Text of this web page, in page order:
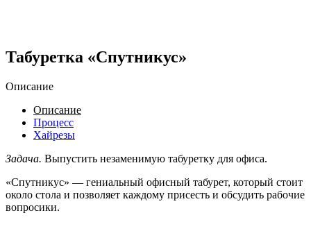
Табуретка «Спутникус»
Описание
Описание
Процесс
Хайрезы
Задача. Выпустить незаменимую табуретку для офиса.
«Спутникус» — гениальный офисный табурет, который стоит
около стола и позволяет каждому присесть и обсудить рабочие
вопросики.